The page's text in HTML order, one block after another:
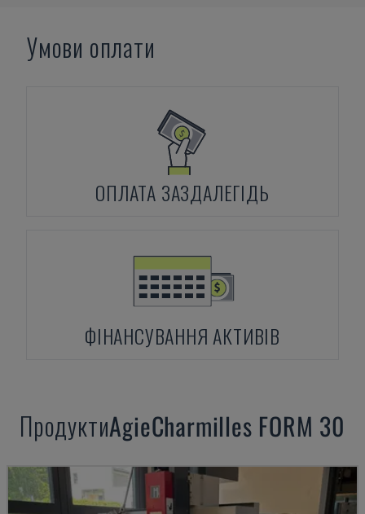
Умови оплати
ОПЛАТА ЗАЗДАЛЕГІДЬ
ФІНАНСУВАННЯ АКТИВІВ
ПродуктиAgieCharmilles FORM 30